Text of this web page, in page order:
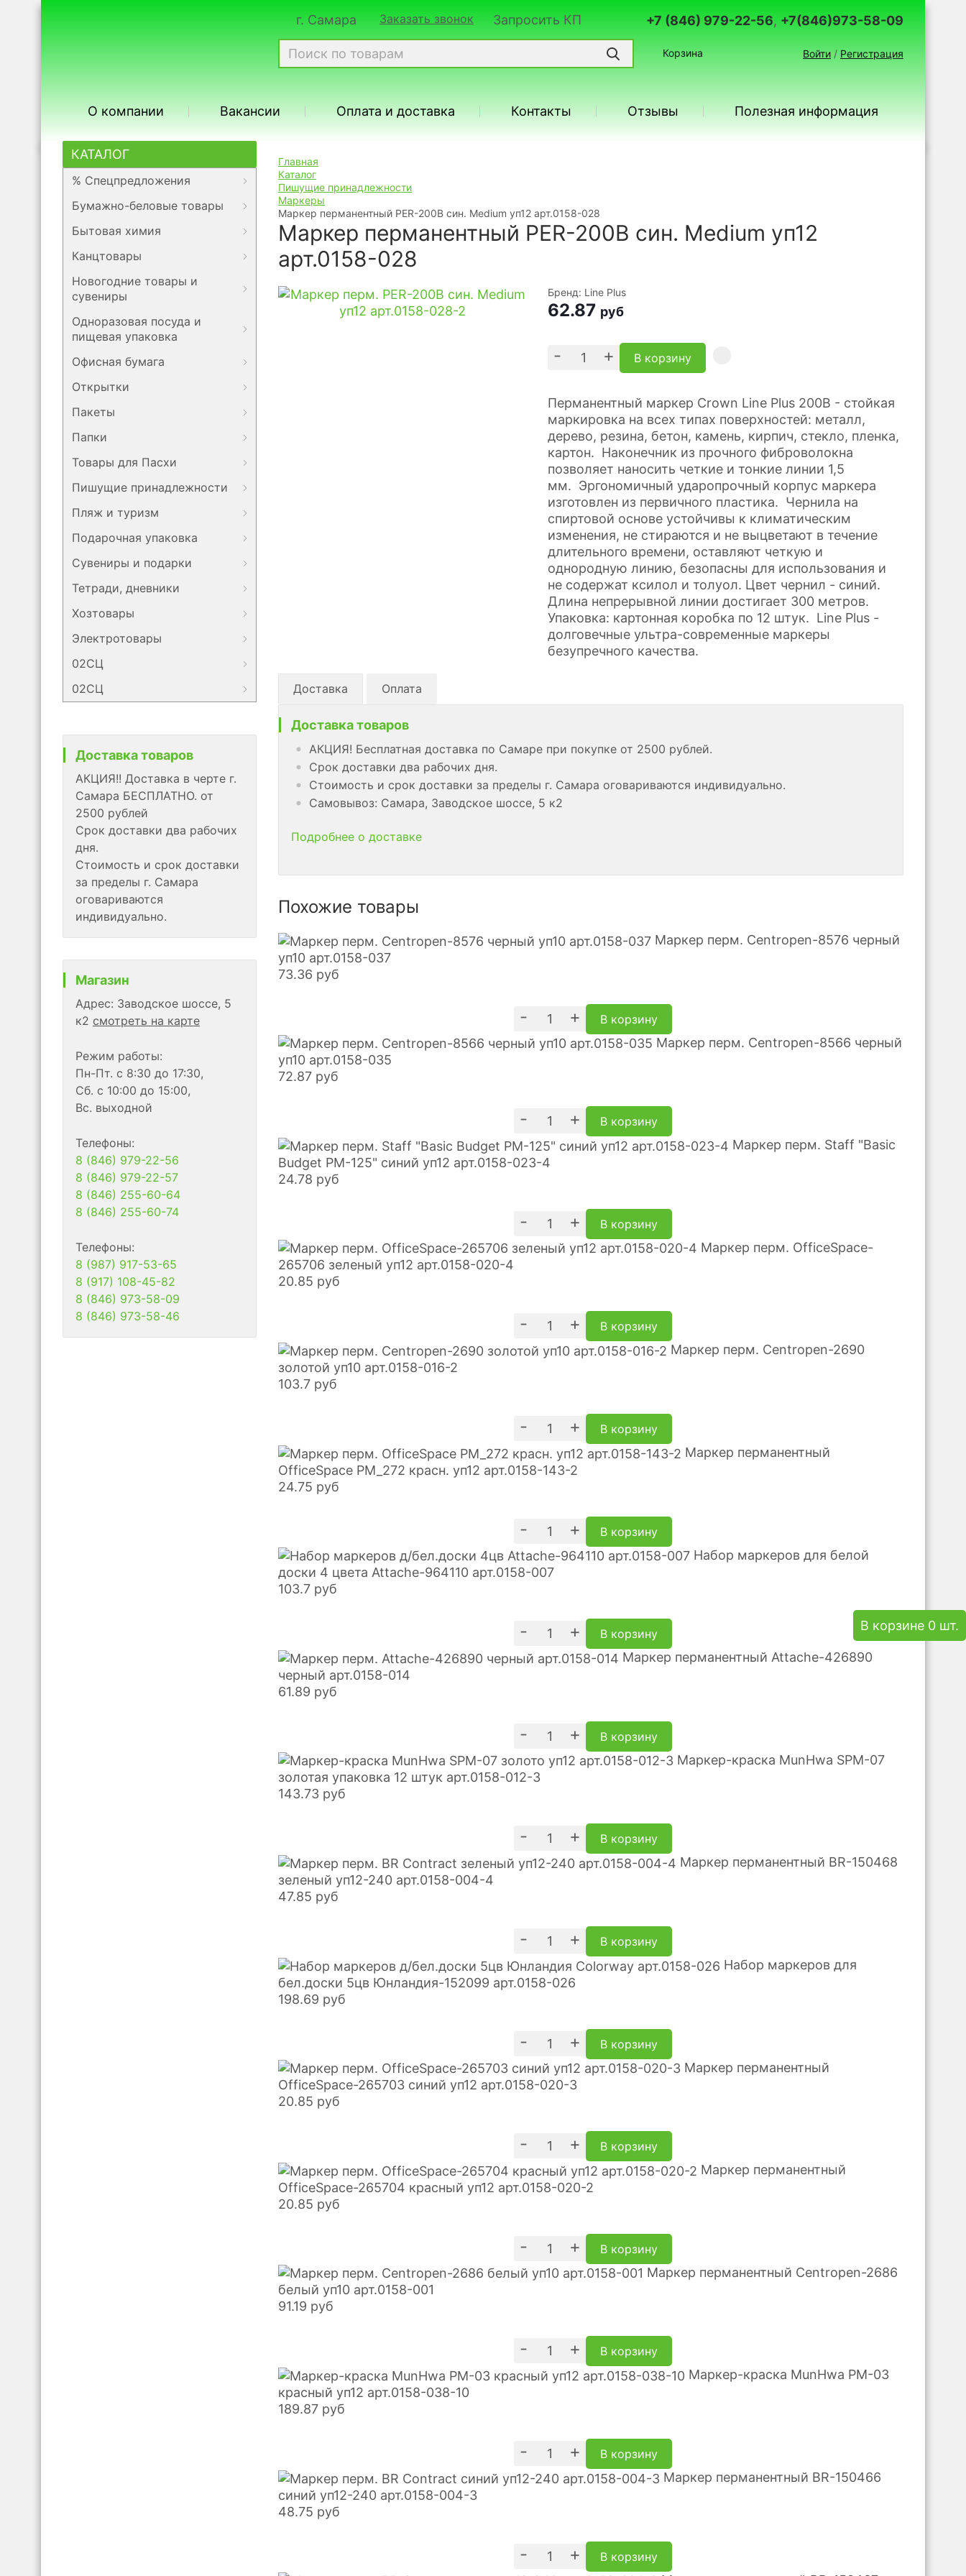
г. Самара Заказать звонок Запросить КП +7 (846) 979-22-56, +7(846)973-58-09
Корзина Войти / Регистрация
В корзине 0 шт.
О компании Вакансии Оплата и доставка Контакты Отзывы Полезная информация
КАТАЛОГ
% Спецпредложения
Бумажно-беловые товары
Бытовая химия
Канцтовары
Новогодние товары и
сувениры
Одноразовая посуда и
пищевая упаковка
Офисная бумага
Открытки
Пакеты
Папки
Товары для Пасхи
Пишущие принадлежности
Пляж и туризм
Подарочная упаковка
Сувениры и подарки
Тетради, дневники
Хозтовары
Электротовары
02СЦ
02СЦ
Доставка товаров
АКЦИЯ!! Доставка в черте г.
Самара БЕСПЛАТНО. от
2500 рублей
Срок доставки два рабочих
дня.
Стоимость и срок доставки
за пределы г. Самара
оговариваются
индивидуально.
Магазин
Адрес: Заводское шоссе, 5
к2 смотреть на карте
Режим работы:
Пн-Пт. с 8:30 до 17:30,
Сб. с 10:00 до 15:00,
Вс. выходной
Телефоны:
8 (846) 979-22-56
8 (846) 979-22-57
8 (846) 255-60-64
8 (846) 255-60-74
Телефоны:
8 (987) 917-53-65
8 (917) 108-45-82
8 (846) 973-58-09
8 (846) 973-58-46
Главная
Каталог
Пишущие принадлежности
Маркеры
Маркер перманентный PER-200B син. Medium уп12 арт.0158-028
Маркер перманентный PER-200B син. Medium уп12
арт.0158-028
Бренд: Line Plus
62.87 руб
- + В корзину
Перманентный маркер Crown Line Plus 200B - стойкая
маркировка на всех типах поверхностей: металл,
дерево, резина, бетон, камень, кирпич, стекло, пленка,
картон. Наконечник из прочного фиброволокна
позволяет наносить четкие и тонкие линии 1,5
мм. Эргономичный ударопрочный корпус маркера
изготовлен из первичного пластика. Чернила на
спиртовой основе устойчивы к климатическим
изменения, не стираются и не выцветают в течение
длительного времени, оставляют четкую и
однородную линию, безопасны для использования и
не содержат ксилол и толуол. Цвет чернил - синий.
Длина непрерывной линии достигает 300 метров.
Упаковка: картонная коробка по 12 штук. Line Plus -
долговечные ультра-современные маркеры
безупречного качества.
Доставка Оплата
Доставка товаров
АКЦИЯ! Бесплатная доставка по Самаре при покупке от 2500 рублей.
Срок доставки два рабочих дня.
Стоимость и срок доставки за пределы г. Самара оговариваются индивидуально.
Самовывоз: Самара, Заводское шоссе, 5 к2
Подробнее о доставке
Похожие товары
Маркер перм. Centropen-8576 черный
уп10 арт.0158-037
73.36 руб
- + В корзину
Маркер перм. Centropen-8566 черный
уп10 арт.0158-035
72.87 руб
- + В корзину
Маркер перм. Staff "Basic
Budget PM-125" синий уп12 арт.0158-023-4
24.78 руб
- + В корзину
Маркер перм. OfficeSpace-
265706 зеленый уп12 арт.0158-020-4
20.85 руб
- + В корзину
Маркер перм. Centropen-2690
золотой уп10 арт.0158-016-2
103.7 руб
- + В корзину
Маркер перманентный
OfficeSpace PM_272 красн. уп12 арт.0158-143-2
24.75 руб
- + В корзину
Набор маркеров для белой
доски 4 цвета Attache-964110 арт.0158-007
103.7 руб
- + В корзину
Маркер перманентный Attache-426890
черный арт.0158-014
61.89 руб
- + В корзину
Маркер-краска MunHwa SPM-07
золотая упаковка 12 штук арт.0158-012-3
143.73 руб
- + В корзину
Маркер перманентный BR-150468
зеленый уп12-240 арт.0158-004-4
47.85 руб
- + В корзину
Набор маркеров для
бел.доски 5цв Юнландия-152099 арт.0158-026
198.69 руб
- + В корзину
Маркер перманентный
OfficeSpace-265703 синий уп12 арт.0158-020-3
20.85 руб
- + В корзину
Маркер перманентный
OfficeSpace-265704 красный уп12 арт.0158-020-2
20.85 руб
- + В корзину
Маркер перманентный Centropen-2686
белый уп10 арт.0158-001
91.19 руб
- + В корзину
Маркер-краска MunHwa PM-03
красный уп12 арт.0158-038-10
189.87 руб
- + В корзину
Маркер перманентный BR-150466
синий уп12-240 арт.0158-004-3
48.75 руб
- + В корзину